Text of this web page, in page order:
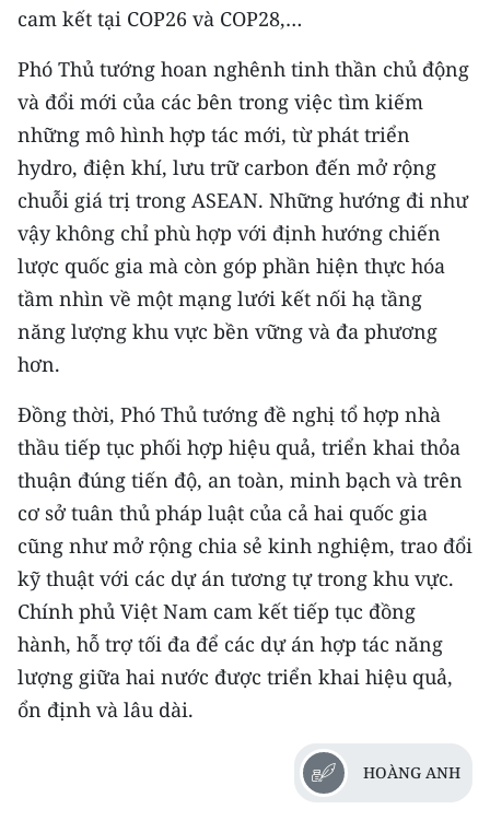
cam kết tại COP26 và COP28,…
Phó Thủ tướng hoan nghênh tinh thần chủ động
và đổi mới của các bên trong việc tìm kiếm
những mô hình hợp tác mới, từ phát triển
hydro, điện khí, lưu trữ carbon đến mở rộng
chuỗi giá trị trong ASEAN. Những hướng đi như
vậy không chỉ phù hợp với định hướng chiến
lược quốc gia mà còn góp phần hiện thực hóa
tầm nhìn về một mạng lưới kết nối hạ tầng
năng lượng khu vực bền vững và đa phương
hơn.
Đồng thời, Phó Thủ tướng đề nghị tổ hợp nhà
thầu tiếp tục phối hợp hiệu quả, triển khai thỏa
thuận đúng tiến độ, an toàn, minh bạch và trên
cơ sở tuân thủ pháp luật của cả hai quốc gia
cũng như mở rộng chia sẻ kinh nghiệm, trao đổi
kỹ thuật với các dự án tương tự trong khu vực.
Chính phủ Việt Nam cam kết tiếp tục đồng
hành, hỗ trợ tối đa để các dự án hợp tác năng
lượng giữa hai nước được triển khai hiệu quả,
ổn định và lâu dài.
HOÀNG ANH